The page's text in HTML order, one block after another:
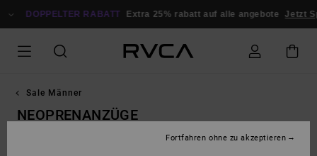
ZUR
RABATT Extra 25% rabatt auf alle angebote Jetzt Sparen
Sale Männer
NEOPRENANZÜGE
Fortfahren ohne zu akzeptieren